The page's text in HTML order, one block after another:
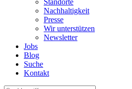
Standorte
Nachhaltigkeit
Presse
Wir unterstützen
Newsletter
Jobs
Blog
Suche
Kontakt